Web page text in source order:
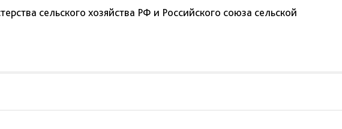
сельского хозяйства РФ и Российского союза сельской